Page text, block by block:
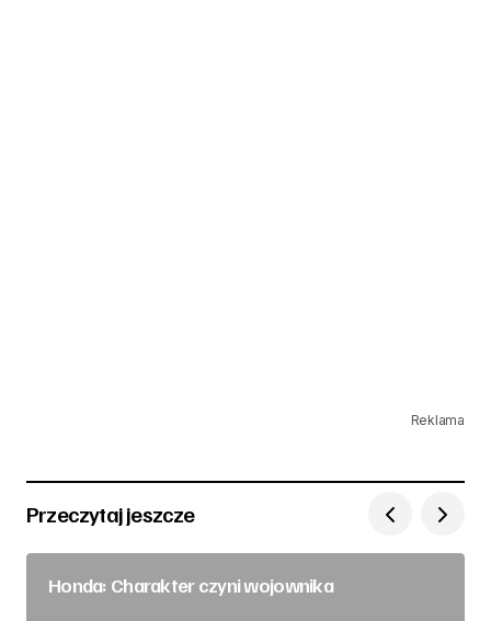
Reklama
Przeczytaj jeszcze
Honda: Charakter czyni wojownika